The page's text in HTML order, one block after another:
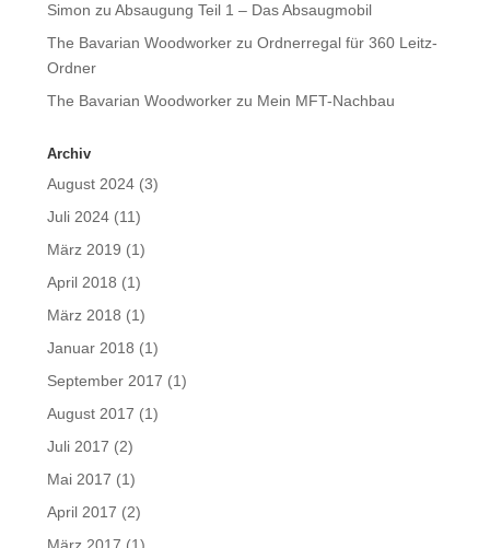
Simon zu Absaugung Teil 1 – Das Absaugmobil
The Bavarian Woodworkerzu Ordnerregal für 360 Leitz-
Ordner
The Bavarian Woodworkerzu Mein MFT-Nachbau
Archiv
August 2024(3)
Juli 2024(11)
März 2019 (1)
April 2018 (1)
März 2018 (1)
Januar 2018 (1)
September 2017 (1)
August 2017 (1)
Juli 2017 (2)
Mai 2017 (1)
April 2017 (2)